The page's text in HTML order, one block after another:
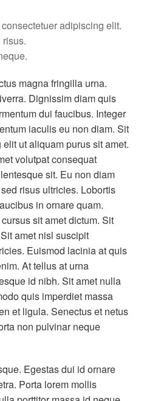
adipiscing elit.
magna fringilla urna.
Dignissim diam quis
dui faucibus. Integer
iaculis eu non diam. Sit
ut aliquam purus sit amet.
volutpat consequat
sit. Eu non diam
risus ultricies. Lobortis
in ornare quam.
sit amet dictum. Sit
amet nisl suscipit
Euismod lacinia at quis
At tellus at urna
id nibh. Sit amet nulla
quis imperdiet massa
et ligula. Senectus et netus
non pulvinar neque
Egestas dui id ornare
Porta lorem mollis